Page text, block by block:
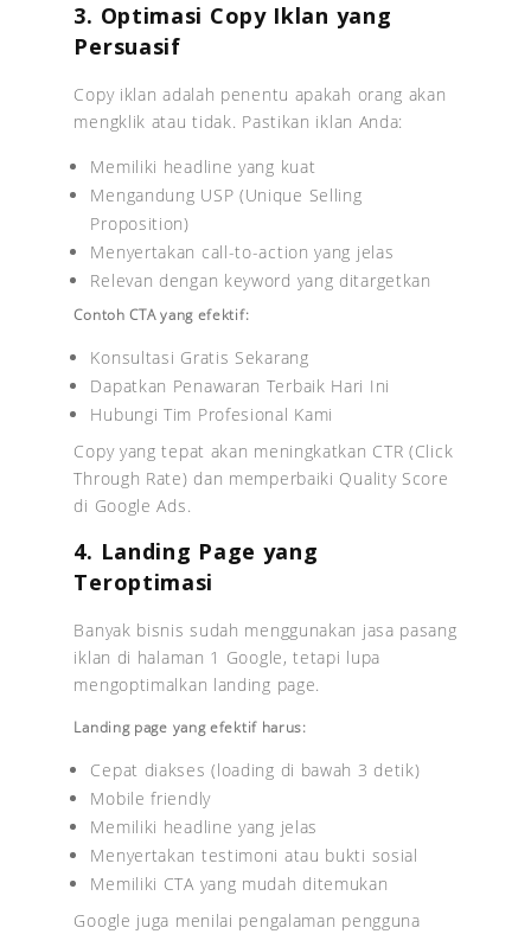
3. Optimasi Copy Iklan yang
Persuasif
Copy iklan adalah penentu apakah orang akan
mengklik atau tidak. Pastikan iklan Anda:
Memiliki headline yang kuat
Mengandung USP (Unique Selling
Proposition)
Menyertakan call-to-action yang jelas
Relevan dengan keyword yang ditargetkan
Contoh CTA yang efektif:
Konsultasi Gratis Sekarang
Dapatkan Penawaran Terbaik Hari Ini
Hubungi Tim Profesional Kami
Copy yang tepat akan meningkatkan CTR (Click
Through Rate) dan memperbaiki Quality Score
di Google Ads.
4. Landing Page yang
Teroptimasi
Banyak bisnis sudah menggunakan jasa pasang
iklan di halaman 1 Google, tetapi lupa
mengoptimalkan landing page.
Landing page yang efektif harus:
Cepat diakses (loading di bawah 3 detik)
Mobile friendly
Memiliki headline yang jelas
Menyertakan testimoni atau bukti sosial
Memiliki CTA yang mudah ditemukan
Google juga menilai pengalaman pengguna